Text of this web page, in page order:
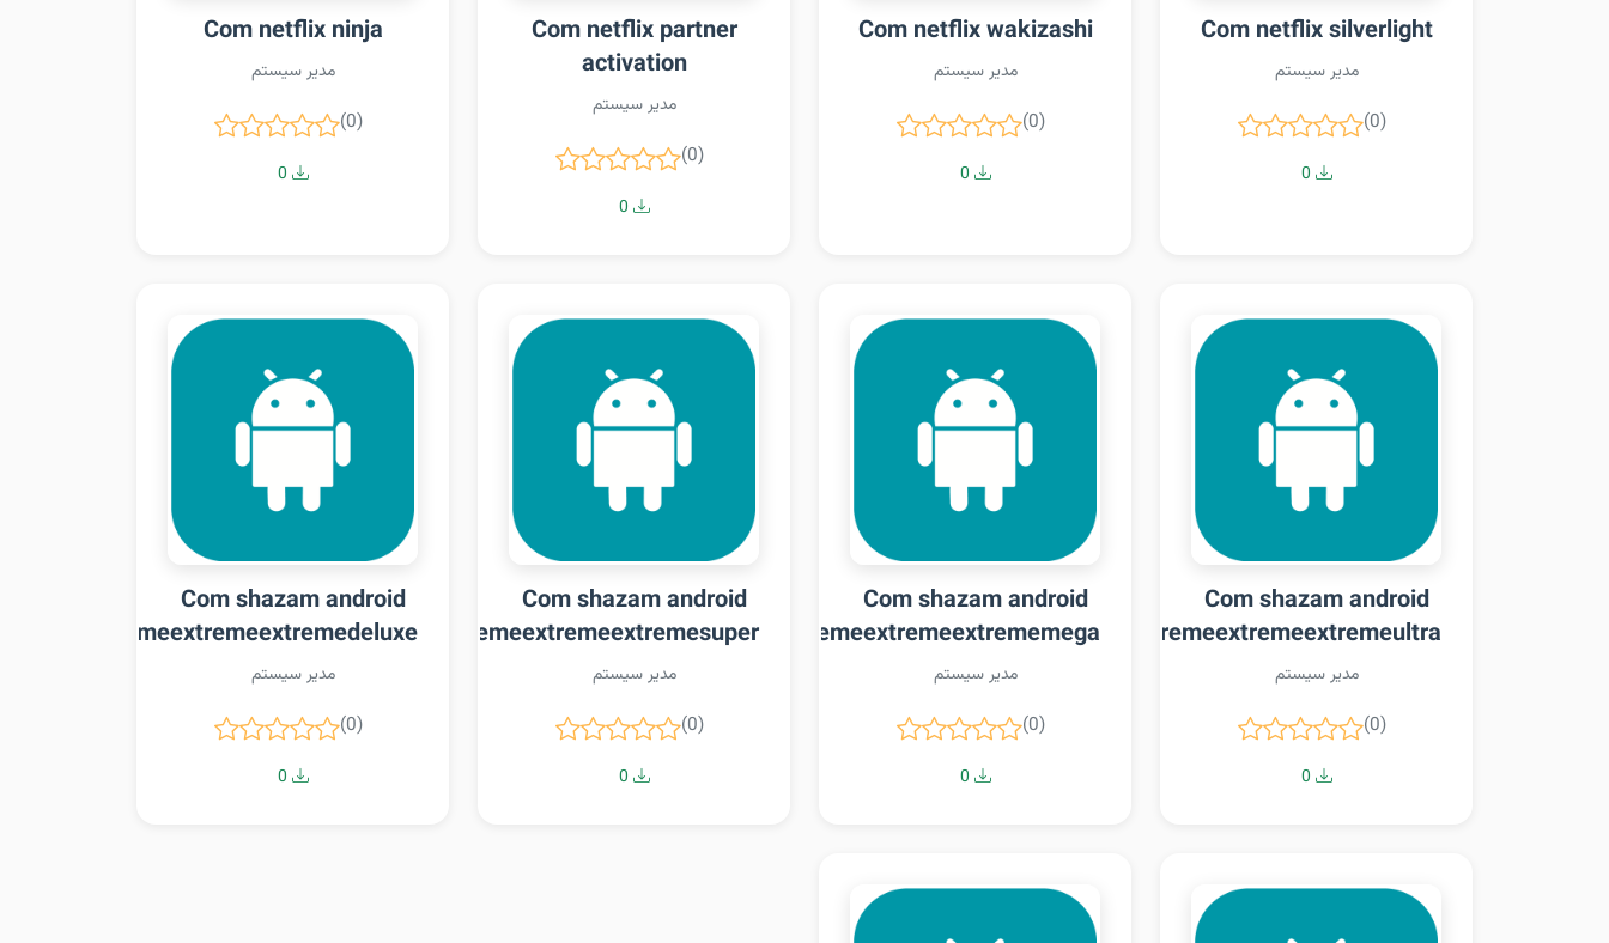
Com netflix silverlight
مدیر سیستم
(0)
Com netflix wakizashi
مدیر سیستم
(0)
Com netflix partner
activation
مدیر سیستم
(0)
Com netflix ninja
مدیر سیستم
(0)
Com shazam android
extremeextremeextremeextremeextremeultra
مدیر سیستم
(0)
Com shazam android
extremeextremeextremeextremeextrememega
مدیر سیستم
(0)
Com shazam android
extremeextremeextremeextremeextremesuper
مدیر سیستم
(0)
Com shazam android
مدیر سیستم
(0)